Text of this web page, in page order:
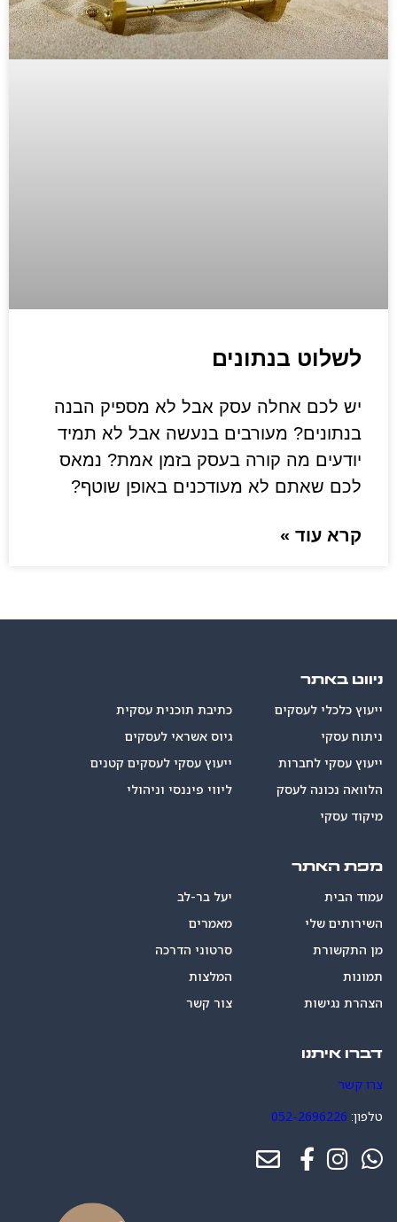
לשלוט בנתונים
יש לכם אחלה עסק אבל לא מספיק הבנה
בנתונים? מעורבים בנעשה אבל לא תמיד
יודעים מה קורה בעסק בזמן אמת? נמאס
לכם שאתם לא מעודכנים באופן שוטף?
קרא עוד »
ניווט באתר
ייעוץ כלכלי לעסקים
כתיבת תוכנית עסקית
ניתוח עסקי
גיוס אשראי לעסקים
ייעוץ עסקי לחברות
ייעוץ עסקי לעסקים קטנים
הלוואה נכונה לעסק
ליווי פיננסי וניהולי
מיקוד עסקי
מפת האתר
עמוד הבית
יעל בר-לב
השירותים שלי
מאמרים
מן התקשורת
סרטוני הדרכה
תמונות
המלצות
הצהרת נגישות
צור קשר
דברו איתנו
צרו קשר
טלפון: 052-2696226